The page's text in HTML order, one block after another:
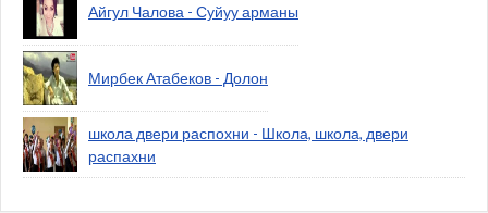
Айгул Чалова - Суйуу арманы
Мирбек Атабеков - Долон
школа двери распохни - Школа, школа, двери
распахни